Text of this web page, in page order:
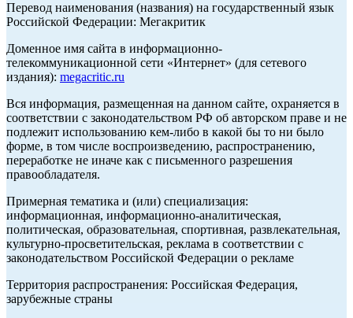
Перевод наименования (названия) на государственный язык
Российской Федерации: Мегакритик
Доменное имя сайта в информационно-
телекоммуникационной сети «Интернет» (для сетевого
издания): megacritic.ru
Вся информация, размещенная на данном сайте, охраняется в
соответствии с законодательством РФ об авторском праве и не
подлежит использованию кем-либо в какой бы то ни было
форме, в том числе воспроизведению, распространению,
переработке не иначе как с письменного разрешения
правообладателя.
Примерная тематика и (или) специализация:
информационная, информационно-аналитическая,
политическая, образовательная, спортивная, развлекательная,
культурно-просветительская, реклама в соответствии с
законодательством Российской Федерации о рекламе
Территория распространения: Российская Федерация,
зарубежные страны